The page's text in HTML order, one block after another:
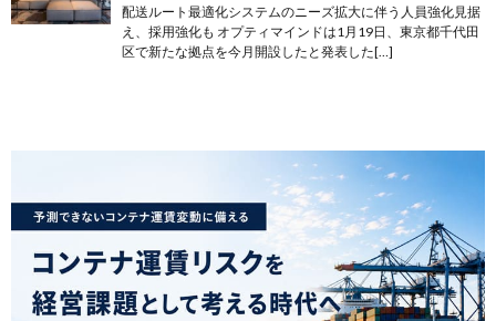
配送ルート最適化システムのニーズ拡大に伴う人員強化見据
え、採用強化も オプティマインドは1月19日、東京都千代田
区で新たな拠点を今月開設したと発表した[…]